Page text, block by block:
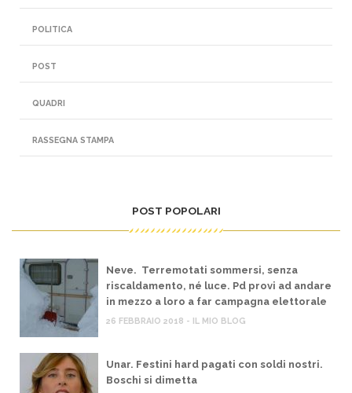
POLITICA
POST
QUADRI
RASSEGNA STAMPA
POST POPOLARI
Neve. Terremotati sommersi, senza
riscaldamento, né luce. Pd provi ad andare
in mezzo a loro a far campagna elettorale
26 FEBBRAIO 2018 - IL MIO BLOG
Unar. Festini hard pagati con soldi nostri.
Boschi si dimetta